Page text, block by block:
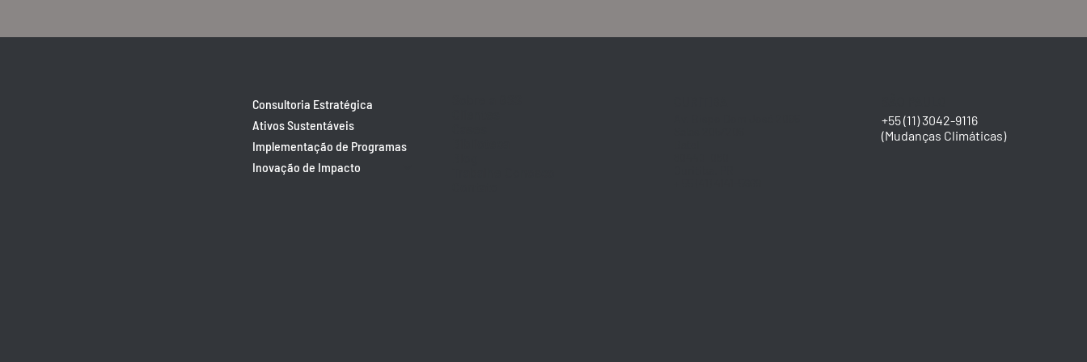
Consultoria Estratégica
Ativos Sustentáveis
Implementação de Programas
Inovação de Impacto
+55 (11) 3042-9116​
(Mudanças Climáticas)